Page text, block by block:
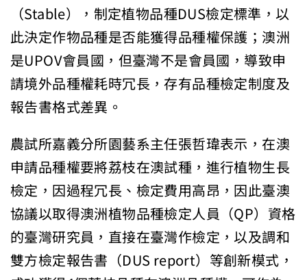
（Stable），制定植物品種DUS檢定標準，以
此決定作物品種是否能獲得品種權保護；澳洲
是UPOV會員國，但臺灣不是會員國，導致申
請境外品種權耗時冗長，存有品種檢定制度及
報告書格式差異。
農試所嘉義分所園藝系主任張哲瑋表示，在澳
申請品種權要將荔枝在澳試種，進行植物生長
檢定，因過程冗長、檢定費用高昂，因此臺澳
協議以取得澳洲植物品種檢定人員（QP）資格
的臺灣研究員，直接在臺灣作檢定，以及調和
雙方檢定報告書（DUS report）等創新模式，